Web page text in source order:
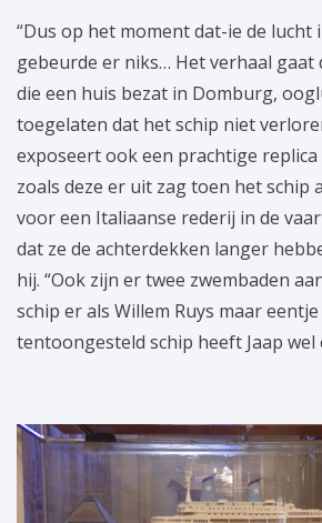
“Dus op het moment dat-ie de lucht
gebeurde er niks… Het verhaal gaat
die een huis bezat in Domburg,
toegelaten dat het schip niet
exposeert ook een prachtige replica
zoals deze er uit zag toen het schip
voor een Italiaanse rederij in de
dat ze de achterdekken langer
hij. “Ook zijn er twee zwembaden
schip er als Willem Ruys maar eentje
tentoongesteld schip heeft Jaap wel